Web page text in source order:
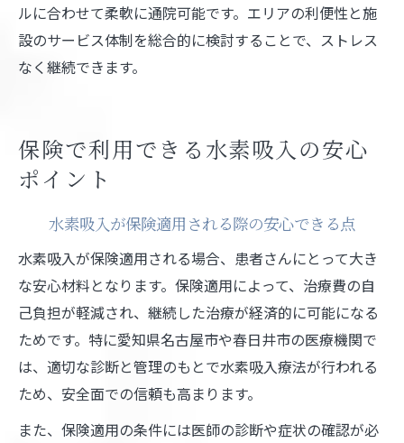
ルに合わせて柔軟に通院可能です。エリアの利便性と施
設のサービス体制を総合的に検討することで、ストレス
なく継続できます。
保険で利用できる水素吸入の安心
ポイント
水素吸入が保険適用される際の安心できる点
水素吸入が保険適用される場合、患者さんにとって大き
な安心材料となります。保険適用によって、治療費の自
己負担が軽減され、継続した治療が経済的に可能になる
ためです。特に愛知県名古屋市や春日井市の医療機関で
は、適切な診断と管理のもとで水素吸入療法が行われる
ため、安全面での信頼も高まります。
また、保険適用の条件には医師の診断や症状の確認が必